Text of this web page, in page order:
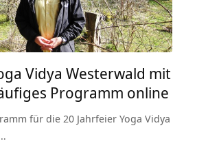
Vidya Westerwald mit
Programm online
für die 20 Jahrfeier Yoga Vidya